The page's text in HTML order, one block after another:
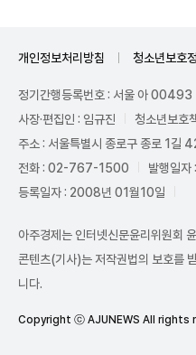
개인정보처리방침 청소년보호
정기간행등록번호 : 서울 아 00493
사장·편집인 : 임규진
청소년보호
주소 : 서울특별시 종로구 종로 1길
전화 : 02-767-1500
발행일
등록일자 : 2008년 01월10일
아주경제는 인터넷신문윤리위원회
콘텐츠(기사)는 저작권법의 보호를
니다.
Copyright ⓒ AJUNEWS All rights